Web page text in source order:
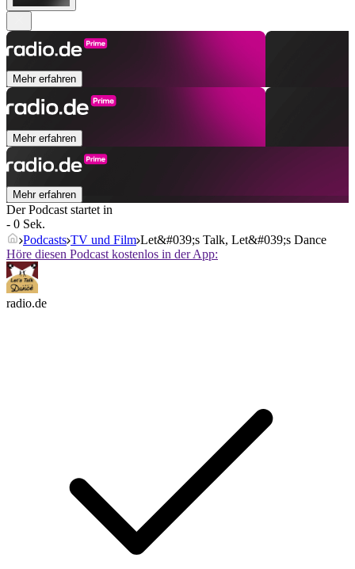
Mehr erfahren
Mehr erfahren
Mehr erfahren
Der Podcast startet in
- 0 Sek.
Podcasts TV und Film Let&#039;s Talk, Let&#039;s Dance
Höre diesen Podcast kostenlos in der App:
radio.de